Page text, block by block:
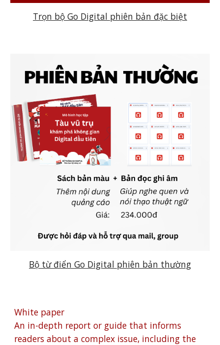
Trọn bộ Go Digital phiên bản đặc biệt
Bộ từ điển Go Digital phiên bản thường
White paper
An in-depth report or guide that informs
readers about a complex issue, including the